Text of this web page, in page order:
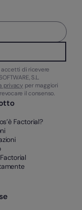
accetti di ricevere
S.L.
privacy per maggiori
il consenso.
Factorial?